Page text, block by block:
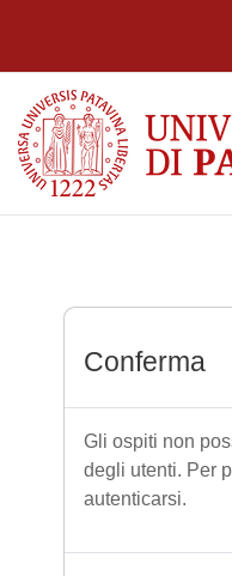
Conferma
Gli ospiti non
degli utenti. Per
autenticarsi.